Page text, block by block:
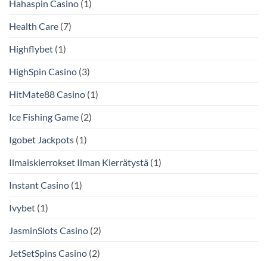
Hahaspin Casino (1)
Health Care (7)
Highflybet (1)
HighSpin Casino (3)
HitMate88 Casino (1)
Ice Fishing Game (2)
Igobet Jackpots (1)
Ilmaiskierrokset Ilman Kierrätystä (1)
Instant Casino (1)
Ivybet (1)
JasminSlots Casino (2)
JetSetSpins Casino (2)